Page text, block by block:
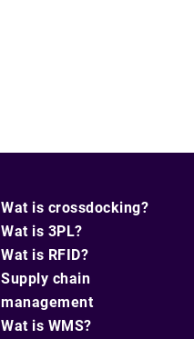
Wat is crossdocking?
Wat is 3PL?
Wat is RFID?
Supply chain
management
Wat is WMS?